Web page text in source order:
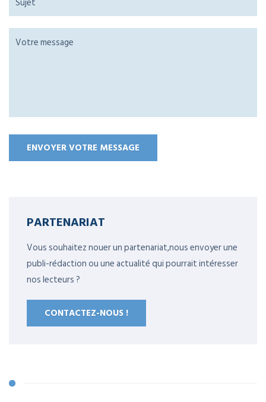
PARTENARIAT
Vous souhaitez nouer un partenariat,nous envoyer une
publi-rédaction ou une actualité qui pourrait intéresser
nos lecteurs ?
CONTACTEZ-NOUS !